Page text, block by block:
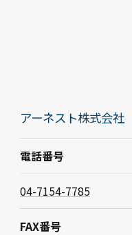
アーネスト株式会社
電話番号
04-7154-7785
FAX番号